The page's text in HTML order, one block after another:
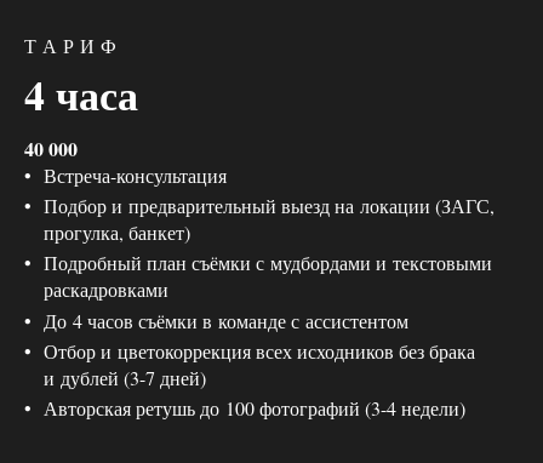
Т А Р И Ф
4 часа
40 000
Встреча-консультация
Подбор и предварительный выезд на локации (ЗАГС,
прогулка, банкет)
Подробный план съёмки с мудбордами и текстовыми
раскадровками
До 4 часов съёмки в команде с ассистентом
Отбор и цветокоррекция всех исходников без брака
и дублей (3-7 дней)
Авторская ретушь до 100 фотографий (3-4 недели)